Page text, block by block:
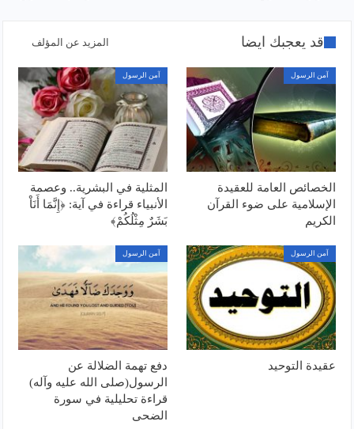
قد يعجبك ايضا المزيد عن المؤلف
آمن الرسول
الخصائص العامة للعقيدة
الإسلامية على ضوء القرآن
الكريم
آمن الرسول
المثلية في البشرية.. وعصمة
الأنبياء قراءة في آية: ﴿إِنَّمَا أَنَاْ
بَشَرٌ مِثْلُكُمْ﴾
آمن الرسول
عقيدة التوحيد
آمن الرسول
دفع تهمة الضلالة عن
الرسول(صلى الله عليه وآله)
قراءة تحليلية في سورة
الضحى